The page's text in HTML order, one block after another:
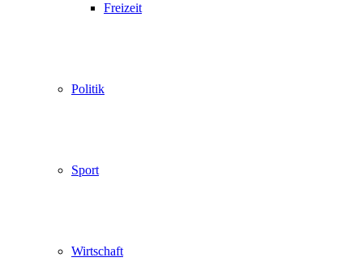
Freizeit
Politik
Sport
Wirtschaft